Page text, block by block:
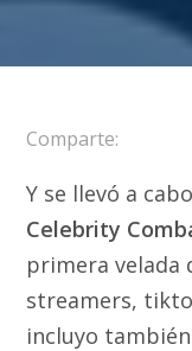
Comparte:
Y se llevó a
Celebrity
primera velada
streamers,
incluyo